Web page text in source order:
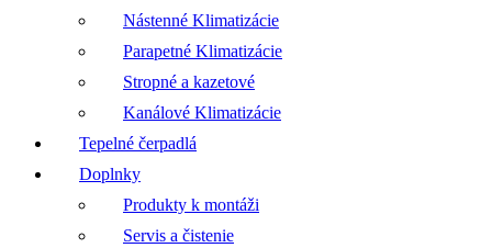
Nástenné Klimatizácie
Parapetné Klimatizácie
Stropné a kazetové
Kanálové Klimatizácie
Tepelné čerpadlá
Doplnky
Produkty k montáži
Servis a čistenie